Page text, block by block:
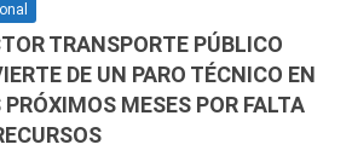
TRANSPORTE PÚBLICO
DE UN PARO TÉCNICO EN
PRÓXIMOS MESES POR FALTA